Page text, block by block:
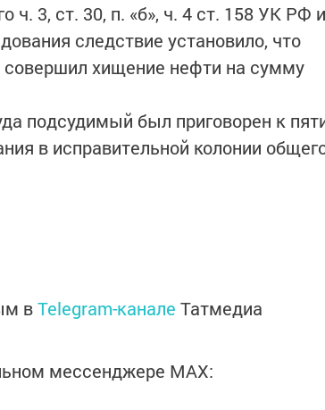
ч. 3, ст. 30, п. «б», ч. 4 ст. 158 УК РФ и
следствие установило, что
совершил хищение нефти на сумму
подсудимый был приговорен к
в исправительной колонии
вTelegram-канале Татмедиа
мессенджере MАХ: